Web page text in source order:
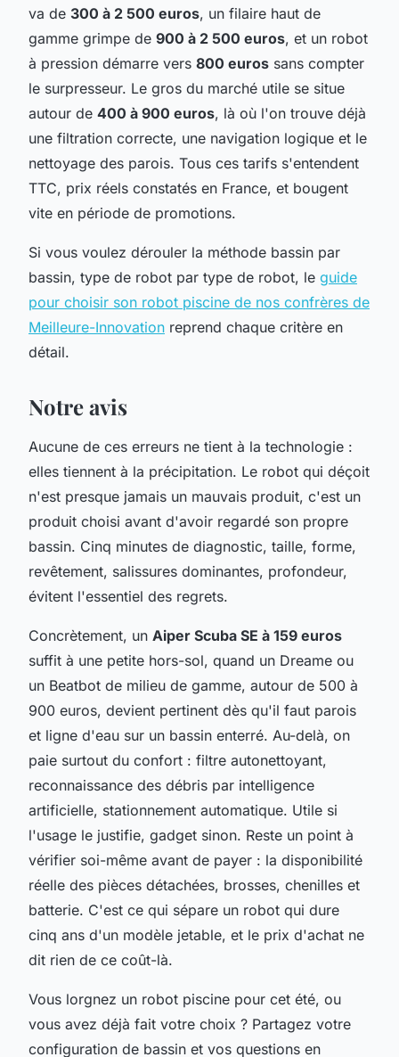
va de 300 à 2 500 euros, un filaire haut de
gamme grimpe de 900 à 2 500 euros, et un robot
à pression démarre vers 800 euros sans compter
le surpresseur. Le gros du marché utile se situe
autour de 400 à 900 euros, là où l'on trouve déjà
une filtration correcte, une navigation logique et le
nettoyage des parois. Tous ces tarifs s'entendent
TTC, prix réels constatés en France, et bougent
vite en période de promotions.
Si vous voulez dérouler la méthode bassin par
bassin, type de robot par type de robot, le guide
pour choisir son robot piscine de nos confrères de
Meilleure-Innovation reprend chaque critère en
détail.
Notre avis
Aucune de ces erreurs ne tient à la technologie :
elles tiennent à la précipitation. Le robot qui déçoit
n'est presque jamais un mauvais produit, c'est un
produit choisi avant d'avoir regardé son propre
bassin. Cinq minutes de diagnostic, taille, forme,
revêtement, salissures dominantes, profondeur,
évitent l'essentiel des regrets.
Concrètement, un Aiper Scuba SE à 159 euros
suffit à une petite hors-sol, quand un Dreame ou
un Beatbot de milieu de gamme, autour de 500 à
900 euros, devient pertinent dès qu'il faut parois
et ligne d'eau sur un bassin enterré. Au-delà, on
paie surtout du confort : filtre autonettoyant,
reconnaissance des débris par intelligence
artificielle, stationnement automatique. Utile si
l'usage le justifie, gadget sinon. Reste un point à
vérifier soi-même avant de payer : la disponibilité
réelle des pièces détachées, brosses, chenilles et
batterie. C'est ce qui sépare un robot qui dure
cinq ans d'un modèle jetable, et le prix d'achat ne
dit rien de ce coût-là.
Vous lorgnez un robot piscine pour cet été, ou
vous avez déjà fait votre choix ? Partagez votre
configuration de bassin et vos questions en